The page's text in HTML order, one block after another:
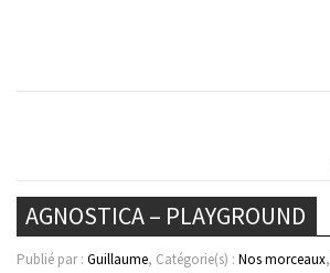
AGNOSTICA – PLAYGROUND
Publié par : Guillaume, Catégorie(s) : Nos morceaux,